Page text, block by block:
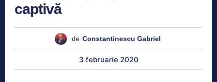
captivă
de Constantinescu Gabriel
3 februarie 2020